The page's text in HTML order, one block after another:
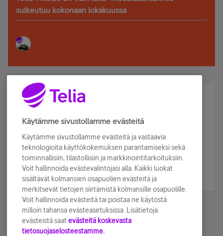
sulkeutuu kokonaan lokakuussa
Älä jää paitsi – osallistu ja voita!
Tilaa Telian uutiskirje ja olet mukana arvonnassa.
sähköpostiisi.
Tilaa nyt
Käytämme sivustollamme evästeitä
Käytämme sivustollamme evästeitä ja vastaavia
teknologioita käyttökokemuksen parantamiseksi sekä
toiminnallisiin, tilastollisiin ja markkinointitarkoituksiin.
Voit hallinnoida evästevalintojasi alla. Kaikki luokat
sisältävät kolmansien osapuolien evästeitä ja
merkitsevät tietojen siirtämistä kolmansille osapuolille.
Voit hallinnoida evästeitä tai poistaa ne käytöstä
milloin tahansa evästeasetuksissa. Lisätietoja
evästeistä saat evästeitä koskevasta
tietosuojaselosteestamme.